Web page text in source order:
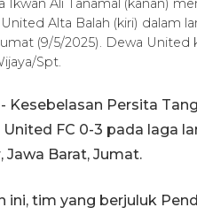
Ikwan Ali Tanamal (kanan)
Alta Balah (kiri) dalam
(9/5/2025). Dewa United
Spt.
- Kesebelasan Persita
FC 0-3 pada laga
Barat, Jumat.
ini, tim yang berjuluk